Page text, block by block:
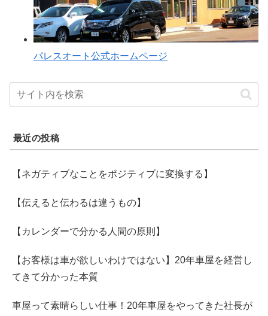
パレスオート公式ホームページ
最近の投稿
【ネガティブなことをポジティブに変換する】
【伝えると伝わるは違うもの】
【カレンダーで分かる人間の原則】
【お客様は車が欲しいわけではない】20年車屋を経営し
てきて分かった本質
車屋って素晴らしい仕事！20年車屋をやってきた社長が